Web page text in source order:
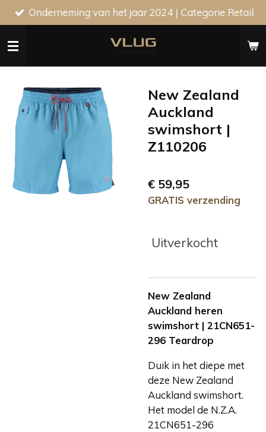
Ga
direct
naar
Onderneming van het jaar 2024 | Categorie Retail
New Zealand
Auckland
swimshort |
Z110206
€ 59,95
GRATIS verzending
Uitverkocht
New Zealand
Auckland heren
swimshort | 21CN651-
296 Teardrop
Duik in het diepe met
deze New Zealand
Auckland swimshort.
Het model de N.Z.A.
21CN651-296